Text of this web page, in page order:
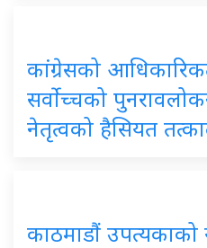
कांग्रेसको
सर्वोच्चको
नेतृत्वको हैसियत
काठमाडौं उपत्यकाको